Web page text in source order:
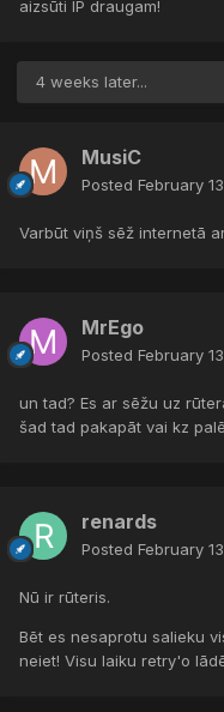
aizsūti IP draugam!
4 weeks later...
MusiC
Posted February
Varbūt viņš sēž internetā
MrEgo
Posted February
un tad? Es ar sēžu uz
šad tad pakapāt vai kz
renards
Posted February
Nū ir rūteris.
Bēt es nesaprotu salieku
neiet! Visu laiku retry'o